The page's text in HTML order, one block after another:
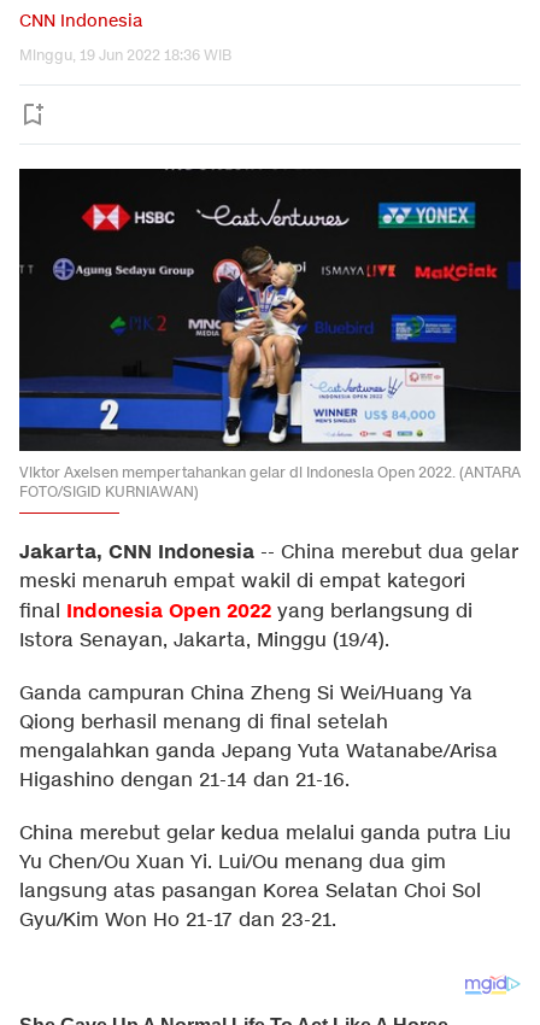
CNN Indonesia
Minggu, 19 Jun 2022 18:36 WIB
Viktor Axelsen mempertahankan gelar di Indonesia Open 2022. (ANTARA
FOTO/SIGID KURNIAWAN)
Jakarta, CNN Indonesia -- China merebut dua gelar
meski menaruh empat wakil di empat kategori
final Indonesia Open 2022 yang berlangsung di
Istora Senayan, Jakarta, Minggu (19/4).
Ganda campuran China Zheng Si Wei/Huang Ya
Qiong berhasil menang di final setelah
mengalahkan ganda Jepang Yuta Watanabe/Arisa
Higashino dengan 21-14 dan 21-16.
China merebut gelar kedua melalui ganda putra Liu
Yu Chen/Ou Xuan Yi. Lui/Ou menang dua gim
langsung atas pasangan Korea Selatan Choi Sol
Gyu/Kim Won Ho 21-17 dan 23-21.